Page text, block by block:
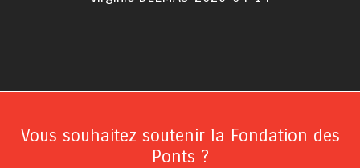
Vous souhaitez soutenir la Fondation des
Ponts ?